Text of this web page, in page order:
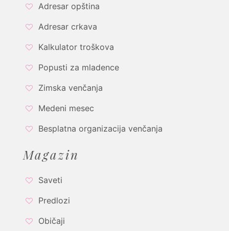
Adresar opština
Adresar crkava
Kalkulator troškova
Popusti za mladence
Zimska venčanja
Medeni mesec
Besplatna organizacija venčanja
Magazin
Saveti
Predlozi
Običaji